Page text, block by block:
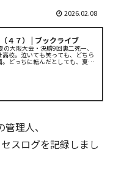
2026.02.08
４７） | ブックライブ
大阪大会・決勝9回裏二死一、
校。泣いても笑っても、どちら
どっちに転んだとしても、夏を
振りだ。
理人、
スログを記録しまし